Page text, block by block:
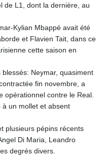
de L1, dont la dernière, au
Kylian Mbappé avait été
et Flavien Tait, dans ce
cette saison en
Neymar, quasiment
fin novembre, a
opérationnel contre le Real.
à un mollet et absent
plusieurs pépins récents
Di Maria, Leandro
degrés divers.